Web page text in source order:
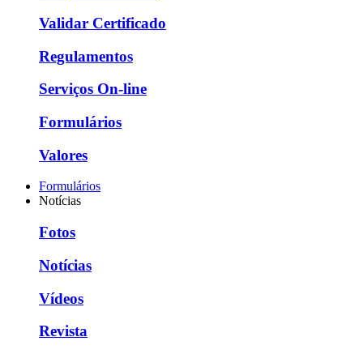
Validar Certificado
Regulamentos
Serviços On-line
Formulários
Valores
Formulários
Notícias
Fotos
Notícias
Vídeos
Revista